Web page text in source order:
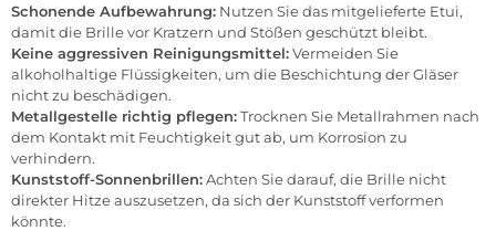
Schonende Aufbewahrung: Nutzen Sie das mitgelieferte Etui,
damit die Brille vor Kratzern und Stößen geschützt bleibt.
Keine aggressiven Reinigungsmittel:Vermeiden Sie
alkoholhaltige Flüssigkeiten, um die Beschichtung der Gläser
nicht zu beschädigen.
Metallgestelle richtig pflegen:Trocknen Sie Metallrahmen nach
dem Kontakt mit Feuchtigkeit gut ab, um Korrosion zu
verhindern.
Kunststoff-Sonnenbrillen:Achten Sie darauf, die Brille nicht
direkter Hitze auszusetzen, da sich der Kunststoff verformen
könnte.